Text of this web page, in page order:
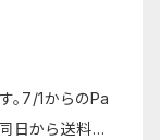
。7/1からのPa
日から送料の